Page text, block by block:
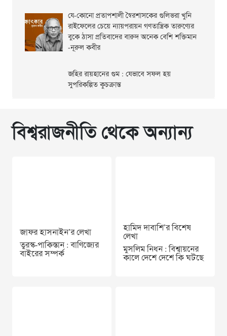
যে-কোনো প্রতাপশালী স্বৈরশাসকের গুলিভরা খুনি
রাইফেলের চেয়ে ন্যায়পরায়ন গণতান্ত্রিক তারুণ্যের
বুকে ঠাসা প্রতিবাদের বারুদ অনেক বেশি শক্তিমান
-নূরুল কবীর
জহির রায়হানের গুম : যেভাবে সফল হয়
সুপরিকল্পিত কুচক্রান্ত
বিশ্বরাজনীতি থেকে অন্যান্য
জাফর হাসনাইন’র লেখা
তুরস্ক-পাকিস্তান : বাণিজ্যের
বাইরের সম্পর্ক
হামিদ দাবাশি’র বিশেষ
লেখা
মুসলিম নিধন : বিশ্বায়নের
কালে দেশে দেশে কি ঘটছে